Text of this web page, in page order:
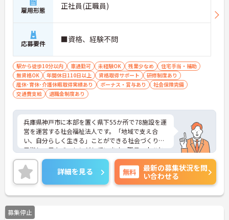
雇用形態 正社員(正職員)
応募要件 ■資格、経験不問
駅から徒歩10分以内 車通勤可 未経験OK 残業少なめ
住宅手当・補助
無資格OK
年間休日110日以上 資格取得サポート
研修制度あり
産休･育休･介護休暇取得実績あり
ボーナス・賞与あり
社会保険完備
交通費支給
退職金制度あり
兵庫県神戸市に本部を置く県下55か所で78施設を運
営を運営する社会福祉法人です。「地域で支え合
い、自分らしく生きる」ことができる社会づくりを
目指し、日々チャレンジしています。職員一人ひと
りも職員が、その能力を発揮できるような職場環境
づくりにも注力し、研修や自己研鑽のバックアップ
を整え、また職種の垣根を超えたチームワークを大
切に活気ある職場づくりを行なっています。ご興味
のある方には、面接対策ポイントなど、さらに詳細
をお話ししますのでお気軽にご相談ください！
詳細を見る 無料
最新の募集状況を問
い合わせる
募集停止